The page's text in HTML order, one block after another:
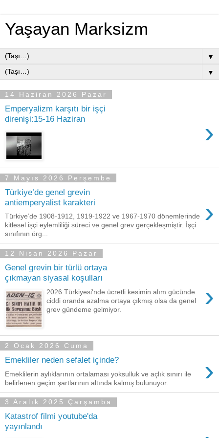
Yaşayan Marksizm
▼
▼
14 Haziran 2026 Pazar
Emperyalizm karşıtı bir işçi
direnişi:15-16 Haziran
›
7 Mayıs 2026 Perşembe
Türkiye’de genel grevin
antiemperyalist karakteri
›
Türkiye’de 1908-1912, 1919-1922 ve 1967-1970 dönemlerinde
kitlesel işçi eylemliliği süreci ve genel grev gerçekleşmiştir. İşçi
sınıfının örg...
12 Nisan 2026 Pazar
Genel grevin bir türlü ortaya
çıkmayan siyasal koşulları
›
2026 Türkiyesi'nde ücretli kesimin alım gücünde
ciddi oranda azalma ortaya çıkmış olsa da genel
grev gündeme gelmiyor.
2 Ocak 2026 Cuma
Emekliler neden sefalet içinde? ›
Emeklilerin aylıklarının ortalaması yoksulluk ve açlık sınırı ile
belirlenen geçim şartlarının altında kalmış bulunuyor.
3 Aralık 2025 Çarşamba
Katastrof filmi youtube'da
yayınlandı